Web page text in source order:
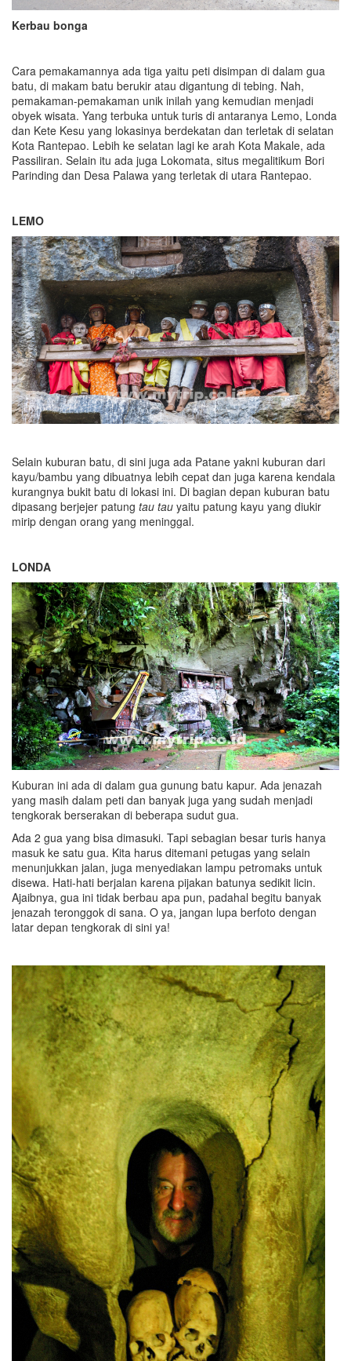
Kerbau bonga
Cara pemakamannya ada tiga yaitu peti disimpan di dalam gua
batu, di makam batu berukir atau digantung di tebing. Nah,
pemakaman-pemakaman unik inilah yang kemudian menjadi
obyek wisata. Yang terbuka untuk turis di antaranya Lemo, Londa
dan Kete Kesu yang lokasinya berdekatan dan terletak di selatan
Kota Rantepao. Lebih ke selatan lagi ke arah Kota Makale, ada
Passiliran. Selain itu ada juga Lokomata, situs megalitikum Bori
Parinding dan Desa Palawa yang terletak di utara Rantepao.
LEMO
Selain kuburan batu, di sini juga ada Patane yakni kuburan dari
kayu/bambu yang dibuatnya lebih cepat dan juga karena kendala
kurangnya bukit batu di lokasi ini. Di bagian depan kuburan batu
dipasang berjejer patung tau tau yaitu patung kayu yang diukir
mirip dengan orang yang meninggal.
LONDA
Kuburan ini ada di dalam gua gunung batu kapur. Ada jenazah
yang masih dalam peti dan banyak juga yang sudah menjadi
tengkorak berserakan di beberapa sudut gua.
Ada 2 gua yang bisa dimasuki. Tapi sebagian besar turis hanya
masuk ke satu gua. Kita harus ditemani petugas yang selain
menunjukkan jalan, juga menyediakan lampu petromaks untuk
disewa. Hati-hati berjalan karena pijakan batunya sedikit licin.
Ajaibnya, gua ini tidak berbau apa pun, padahal begitu banyak
jenazah teronggok di sana. O ya, jangan lupa berfoto dengan
latar depan tengkorak di sini ya!